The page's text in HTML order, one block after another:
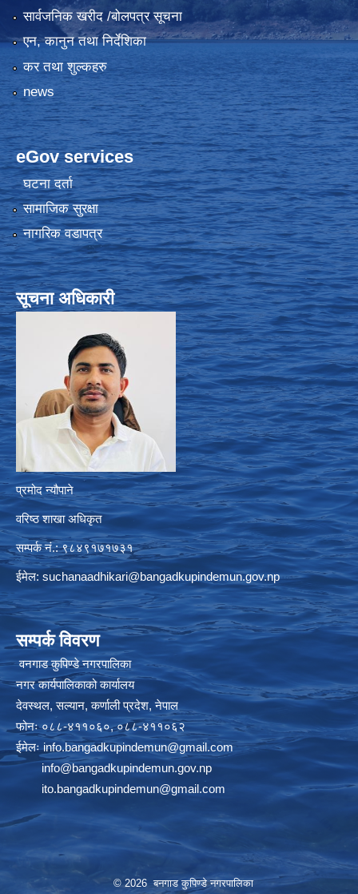
सार्वजनिक खरीद /बोलपत्र सूचना
एन, कानुन तथा निर्देशिका
कर तथा शुल्कहरु
news
eGov services
घटना दर्ता
सामाजिक सुरक्षा
नागरिक वडापत्र
सूचना अधिकारी
प्रमोद न्यौपाने
वरिष्ठ शाखा अधिकृत
सम्पर्क नं.: ९८४९१७१७३१
ईमेल: suchanaadhikari@bangadkupindemun.gov.np
सम्पर्क विवरण
वनगाड कुपिण्डे नगरपालिका
नगर कार्यपालिकाको कार्यालय
देवस्थल, सल्यान, कर्णाली प्रदेश, नेपाल
फोनः ०८८-४११०६०, ०८८-४११०६२
ईमेलःinfo.bangadkupindemun@gmail.com
info@bangadkupindemun.gov.np
ito.bangadkupindemun@gmail.com
© 2026 बनगाड कुपिण्डे नगरपालिका